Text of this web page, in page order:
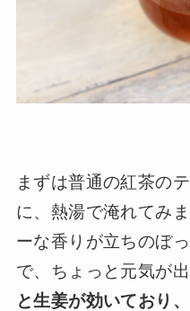
まずは普通の紅茶の
に、熱湯で淹れてみ
ーな香りが立ちのぼ
で、ちょっと元気が
と生姜が効いており